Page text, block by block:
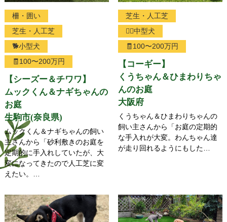
柵・囲い
芝生・人工芝
🐕小型犬
🧾100〜200万円
【シーズー＆チワワ】
ムックくん＆ナギちゃんの
お庭
生駒市(奈良県)
ムックくん＆ナギちゃんの飼い
主さんから「砂利敷きのお庭を
定期的に手入れしていたが、大
変になってきたので人工芝に変
えたい。…
芝生・人工芝
🐕‍🦺中型犬
🧾100〜200万円
【コーギー】
くうちゃん＆ひまわりちゃ
んのお庭
大阪府
くうちゃん＆ひまわりちゃんの
飼い主さんから「お庭の定期的
な手入れが大変。わんちゃん達
が走り回れるようにもした…